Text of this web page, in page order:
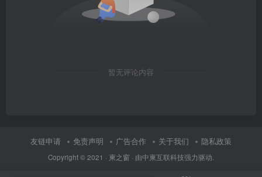
暂无评论内容
友链申请 免责声明 广告合作 关于我们 隐私政策
Copyright © 2021 · 柬之窗 · 由中柬互联科技强力驱动.